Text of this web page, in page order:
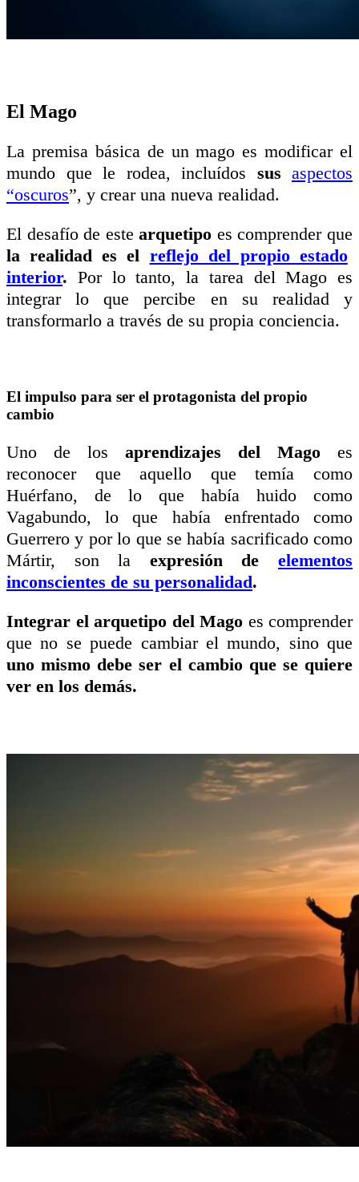
El Mago
La premisa básica de un mago es modificar el
mundo que le rodea, incluídos sus aspectos
“oscuros”, y crear una nueva realidad.
El desafío de estearquetipo es comprender que
la realidad es el reflejo del propio estado
interior. Por lo tanto, la tarea del Mago es
integrar lo que percibe en su realidad y
transformarlo a través de su propia conciencia.
El impulso para ser el protagonista del propio
cambio
Uno de los aprendizajes del Mago es
reconocer que aquello que temía como
Huérfano, de lo que había huido como
Vagabundo, lo que había enfrentado como
Guerrero y por lo que se había sacrificado como
Mártir, son la expresión deelementos
inconscientes de su personalidad.
Integrar el arquetipo del Mago es comprender
que no se puede cambiar el mundo, sino que
uno mismo debe ser el cambio que se quiere
ver en los demás.